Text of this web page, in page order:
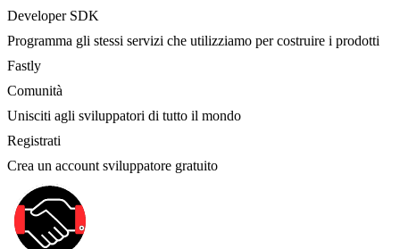
Developer SDK
Programma gli stessi servizi che utilizziamo per costruire i prodotti
Fastly
Comunità
Unisciti agli sviluppatori di tutto il mondo
Registrati
Crea un account sviluppatore gratuito